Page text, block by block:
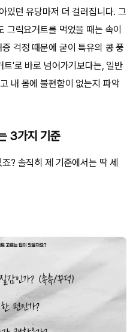
있던 유당마저 더 걸러집니다. 그
그릭요거트를 먹었을 때는 속이
걱정 때문에 굳이 특유의 콩 풍
'로 바로 넘어가기보다는, 일반
내 몸에 불편함이 없는지 파악
3가지 기준
? 솔직히 제 기준에서는 딱 세